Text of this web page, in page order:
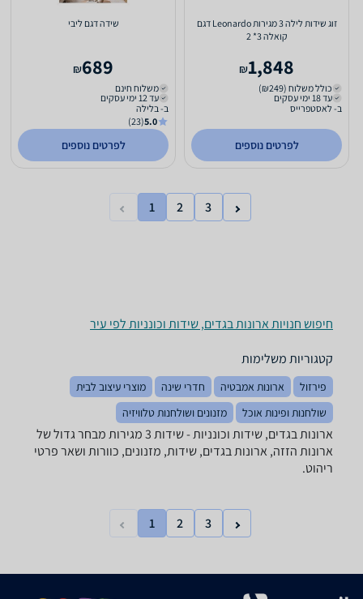
זוג שידות לילה 3 מגירות Leonardo דגם
קואלה 3* 2
1,848
₪
כולל משלוח (₪249)
עד 18 ימי עסקים
ב- לאסטפרייס
לפרטים נוספים
שידה דגם ליבי
689
₪
משלוח חינם
עד 12 ימי עסקים
ב- בלילה
5.0
(23)
לפרטים נוספים
1 2 3
חיפוש חנויות ארונות בגדים, שידות וכונניות לפי עיר
קטגוריות משלימות
פירזול ארונות אמבטיה חדרי שינה
מוצרי עיצוב לבית
שולחנות ופינות אוכל
מזנונים ושולחנות טלוויזיה
ארונות בגדים, שידות וכונניות - ‏שידות ‏3 מגירות מבחר גדול של
ארונות הזזה, ארונות בגדים, שידות, מזנונים, כוורות ושאר פרטי
ריהוט.
1 2 3